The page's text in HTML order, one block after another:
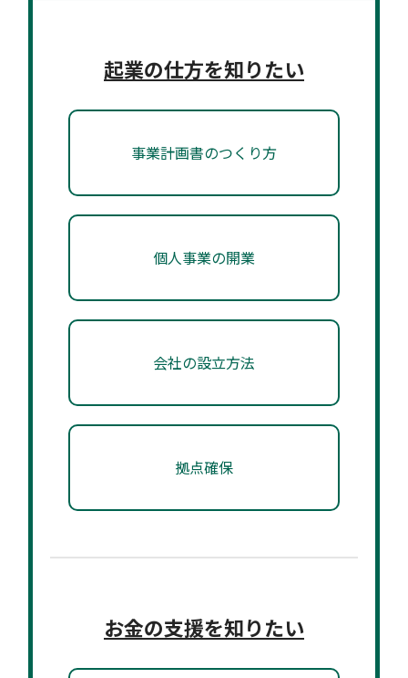
起業の仕方を知りたい
事業計画書のつくり方
個人事業の開業
会社の設立方法
拠点確保
お金の支援を知りたい